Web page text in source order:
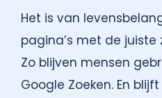
Het is van
pagina’s met de
Zo blijven mensen
Google Zoeken. En